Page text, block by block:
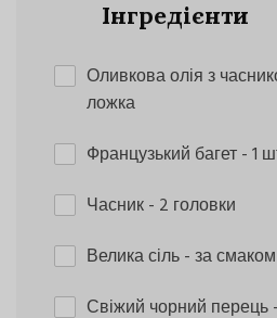
Інгредієнти
Оливкова олія з
ложка
Французький багет- 1
Часник- 2 головки
Велика сіль- за смаком
Свіжий чорний перець